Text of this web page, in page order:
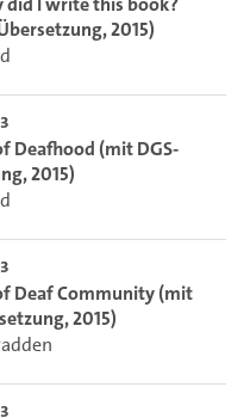
2015)
Deafhood (mit DGS-
2015)
Deaf Community (mit
2015)